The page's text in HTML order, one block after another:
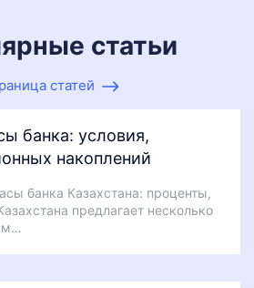
статьи
статей
банка: условия,
накоплений
банка Казахстана: проценты,
предлагает несколько